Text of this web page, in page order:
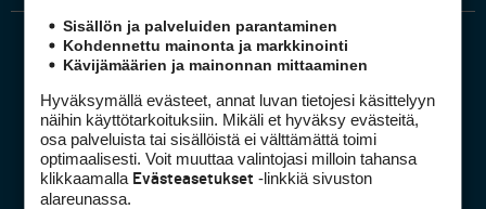
Golfpiste mediakortti
Sisällön ja palveluiden parantaminen
Kohdennettu mainonta ja markkinointi
Kävijämäärien ja mainonnan mittaaminen
Hyväksymällä evästeet, annat luvan tietojesi käsittelyyn
näihin käyttötarkoituksiin. Mikäli et hyväksy evästeitä,
osa palveluista tai sisällöistä ei välttämättä toimi
optimaalisesti. Voit muuttaa valintojasi milloin tahansa
klikkaamalla Evästeasetukset -linkkiä sivuston
alareunassa.